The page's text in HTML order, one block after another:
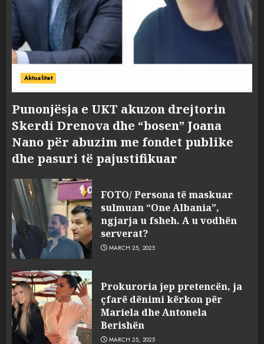
Aktualitet
Punonjësja e UKT akuzon drejtorin
Skerdi Drenova dhe “bosen” Joana
Nano për abuzim me fondet publike
dhe pasuri të pajustifikuar
FOTO/ Persona të maskuar
sulmuan “One Albania”,
ngjarja u fsheh. A u vodhën
serverat?
MARCH 25, 2025
Prokuroria jep pretencën, ja
çfarë dënimi kërkon për
Mariela dhe Antonela
Berishën
MARCH 25, 2025